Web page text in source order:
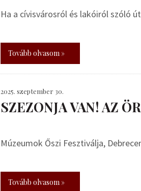
Ha a cívisvárosról és lakóiról szóló
Tovább olvasom »
2025. szeptember 30.
SZEZONJA VAN! AZ
Múzeumok Őszi Fesztiválja,
Tovább olvasom »